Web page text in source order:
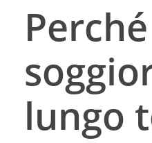
Immergiti nell’autentica
lungo